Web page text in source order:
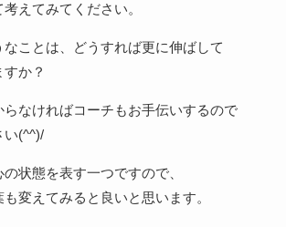
えてみてください。
なことは、どうすれば更に伸ばして
か？
らなければコーチもお手伝いするので
い(^^)/
状態を表す一つですので、
変えてみると良いと思います。